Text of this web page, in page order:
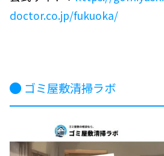
doctor.co.jp/fukuoka/
ゴミ屋敷清掃ラボ